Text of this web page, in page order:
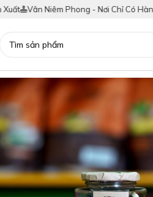
Vân Niêm Phong - Nơi Chỉ Có Hàng Thật!